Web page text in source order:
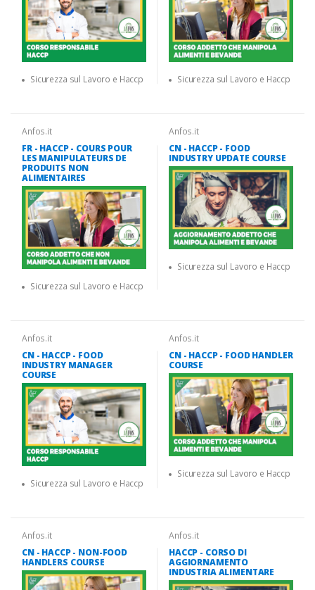
Sicurezza sul Lavoro e Haccp Sicurezza sul Lavoro e Haccp
Anfos.it
FR - HACCP - COURS POUR
LES MANIPULATEURS DE
PRODUITS NON
ALIMENTAIRES
Sicurezza sul Lavoro e Haccp
Anfos.it
CN - HACCP - FOOD
INDUSTRY UPDATE COURSE
Sicurezza sul Lavoro e Haccp
Anfos.it
CN - HACCP - FOOD
INDUSTRY MANAGER
COURSE
Sicurezza sul Lavoro e Haccp
Anfos.it
CN - HACCP - FOOD HANDLER
COURSE
Sicurezza sul Lavoro e Haccp
Anfos.it
CN - HACCP - NON-FOOD
HANDLERS COURSE
Anfos.it
HACCP - CORSO DI
AGGIORNAMENTO
INDUSTRIA ALIMENTARE